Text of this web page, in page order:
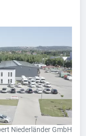
Niederländer GmbH